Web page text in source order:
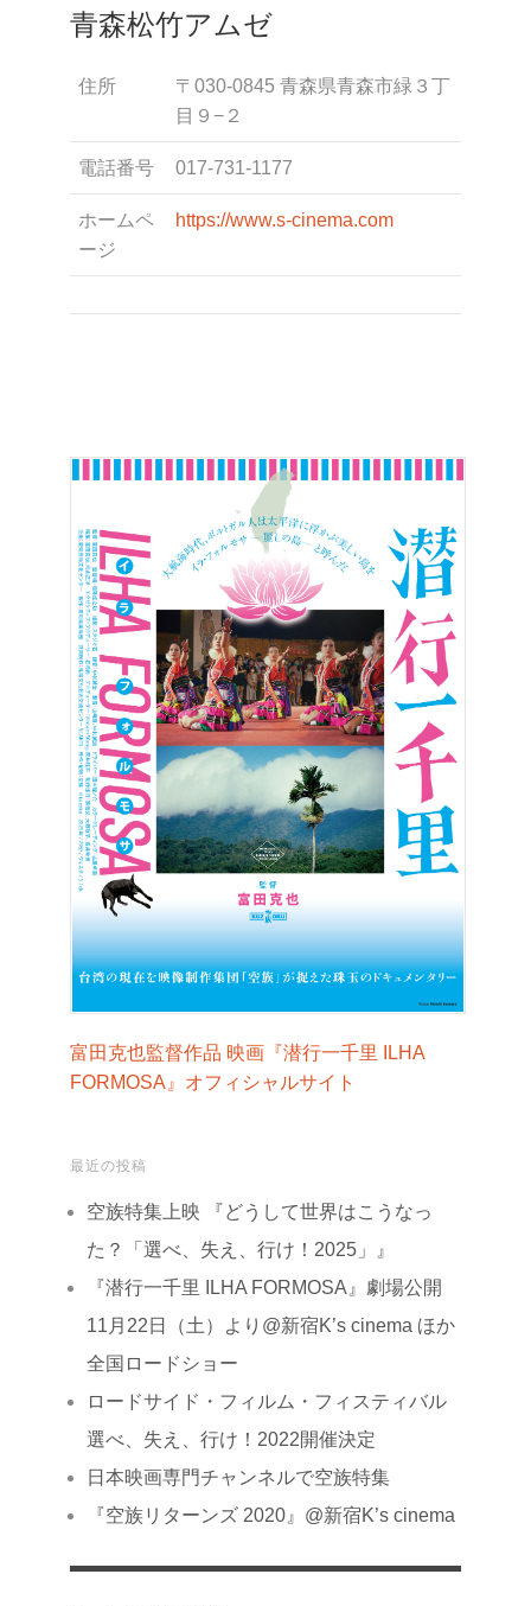
青森松竹アムゼ
住所
〒030-0845 青森県青森市緑３丁
目９−２
電話番号 017-731-1177
ホームペ
ージ
https://www.s-cinema.com
富田克也監督作品 映画『潜行一千里 ILHA
FORMOSA』オフィシャルサイト
最近の投稿
空族特集上映 『どうして世界はこうなっ
た？「選べ、失え、行け！2025」』
『潜行一千里 ILHA FORMOSA』劇場公開
11月22日（土）より@新宿K’s cinema ほか
全国ロードショー
ロードサイド・フィルム・フィスティバル
選べ、失え、行け！2022開催決定
日本映画専門チャンネルで空族特集
『空族リターンズ 2020』@新宿K’s cinema